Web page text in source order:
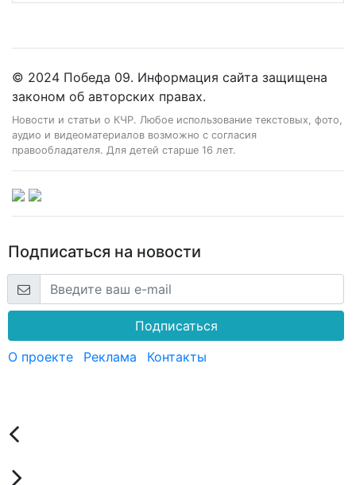
© 2024 Победа 09. Информация сайта защищена
законом об авторских правах.
Новости и статьи о КЧР. Любое использование текстовых, фото,
аудио и видеоматериалов возможно с согласия
правообладателя. Для детей старше 16 лет.
Подписаться на новости
Подписаться
О проекте
Реклама Контакты